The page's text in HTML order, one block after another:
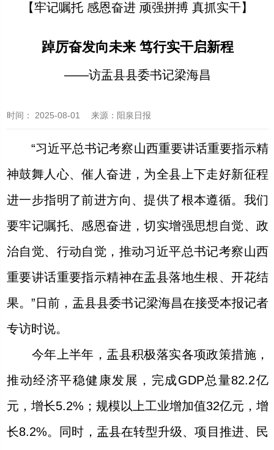
【牢记嘱托 感恩奋进 顽强拼搏 真抓实干】
踔厉奋发向未来 笃行实干启新程
——访盂县县委书记梁海昌
时间： 2025-08-01 来源 ：阳泉日报
“习近平总书记考察山西重要讲话重要指示精
神鼓舞人心、催人奋进，为全县上下走好新征程
进一步指明了前进方向、提供了根本遵循。我们
要牢记嘱托、感恩奋进，切实增强思想自觉、政
治自觉、行动自觉，推动习近平总书记考察山西
重要讲话重要指示精神在盂县落地生根、开花结
果。”日前，盂县县委书记梁海昌在接受本报记者
专访时说。
今年上半年，盂县积极落实各项政策措施，
推动经济平稳健康发展，完成GDP总量82.2亿
元，增长5.2%；规模以上工业增加值32亿元，增
长8.2%。同时，盂县在转型升级、项目推进、民